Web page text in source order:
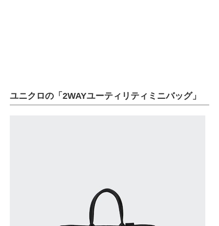
エネルギーの専門メディア
ユニクロの「2WAYユーティリティミニバッグ」